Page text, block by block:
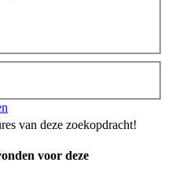
van deze zoekopdracht!
voor deze